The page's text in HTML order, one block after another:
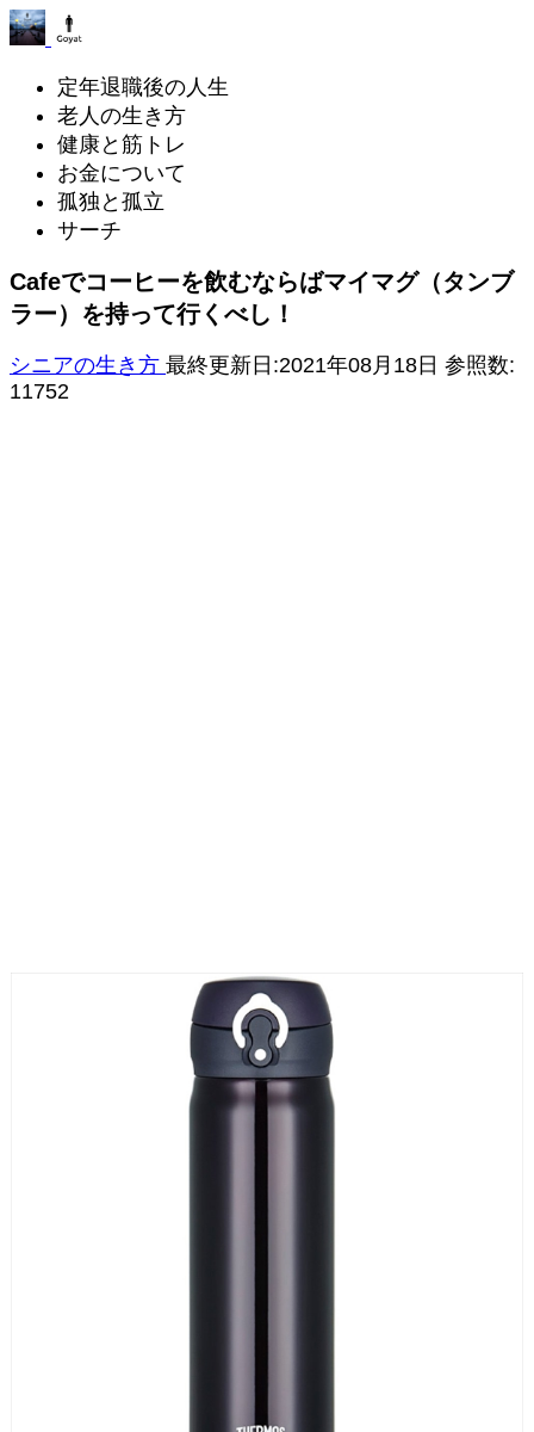
定年退職後の人生
老人の生き方
健康と筋トレ
お金について
孤独と孤立
サーチ
Cafeでコーヒーを飲むならばマイマグ（タンブ
ラー）を持って行くべし！
シニアの生き方 最終更新日:2021年08月18日 参照数:
11752